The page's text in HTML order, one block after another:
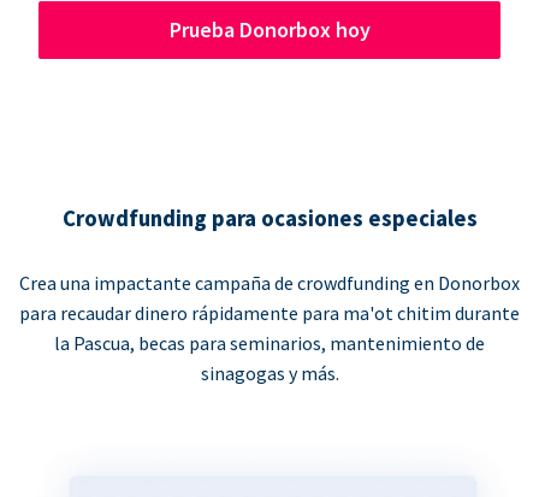
Prueba Donorbox hoy
Crowdfunding para ocasiones especiales
Crea una impactante campaña de crowdfunding en Donorbox
para recaudar dinero rápidamente para ma'ot chitim durante
la Pascua, becas para seminarios, mantenimiento de
sinagogas y más.